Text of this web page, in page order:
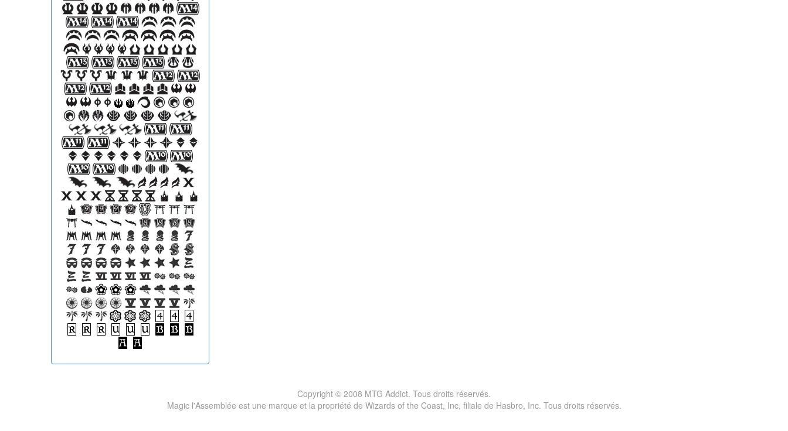
Copyright © 2008 MTG Addict. Tous droits réservés.
Magic l'Assemblée est une marque et la propriété de Wizards of the Coast, Inc, filiale de Hasbro, Inc. Tous droits réservés.